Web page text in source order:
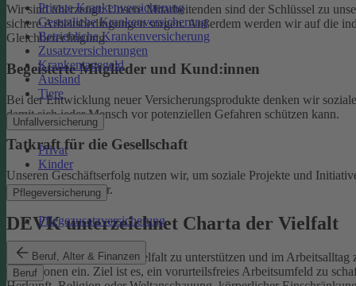
Private Krankenversicherung
Gesetzliche Krankenversicherung
Betriebliche Krankenversicherung
Zusatzversicherungen
Krankentagegeld
Ausland
Tiere
Unfallversicherung
Privat
Kinder
Pflegeversicherung
Pflegezusatzversicherung
Beruf, Alter & Finanzen
Beruf
Wir sind überzeugt: Unsere Mitarbeitenden sind der Schlüssel zu
sichere Arbeitsbedingungen sorgen.Außerdem werden wir auf die
Gleichberechtigung.
Begeisterte Mitglieder und Kund:innen
Bei der Entwicklung neuer Versicherungsprodukte denken wir
damit sich jeder Mensch vor potenziellen Gefahren schützen kann.
Tatkraft für die Gesellschaft
Unseren Geschäftserfolg nutzen wir, um soziale Projekte und
Familien und Kinder.
DEVK unterzeichnet Charta der Vielfalt
Als Selbstverpflichtung, Vielfalt zu unterstützen und im
Institutionen ein. Ziel ist es, ein vorurteilsfreies Arbeitsumfeld zu